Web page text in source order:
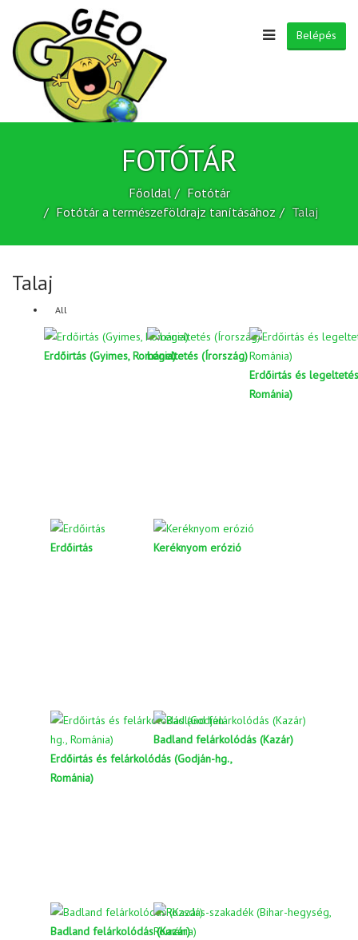
Belépés
FOTÓTÁR
Főoldal
Fotótár
Fotótár a természeföldrajz tanításához
Talaj
Talaj
All
Erdőirtás (Gyimes, Románia)Legeltetés (Írország)
Erdőirtás és
Románia)
Erdőirtás Keréknyom erózió
Erdőirtás és felárkolódás (Godján-hg.,
Románia)
Badland felárkolódás (Kazár)
Badland felárkolódás (Kazár)